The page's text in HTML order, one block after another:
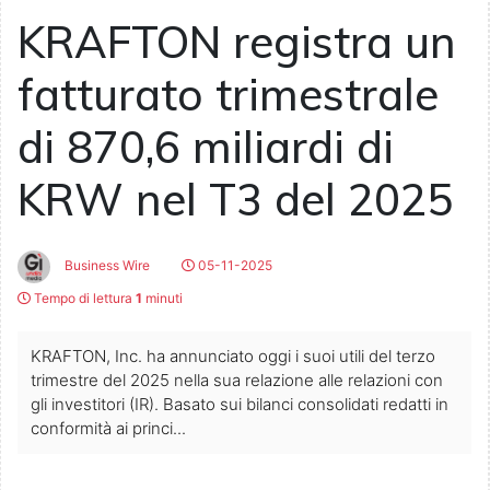
KRAFTON registra un
fatturato trimestrale
di 870,6 miliardi di
KRW nel T3 del 2025
Business Wire
05-11-2025
Tempo di lettura 1 minuti
KRAFTON, Inc. ha annunciato oggi i suoi utili del terzo
trimestre del 2025 nella sua relazione alle relazioni con
gli investitori (IR). Basato sui bilanci consolidati redatti in
conformità ai princi...